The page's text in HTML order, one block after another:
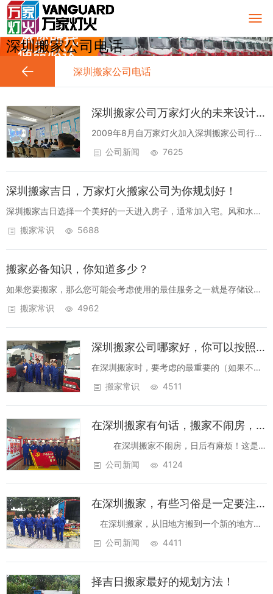
深圳搬家公司电话
深圳搬家公司电话
深圳搬家公司万家灯火的未来设计与构想
2009年8月自万家灯火加入深圳搬家公司行业
以来，凭借“踏实做事，诚实做人”的公司经营
器、蓝月亮实业、华润万家、中国移动、...
公司新闻 7625
深圳搬家吉日，万家灯火搬家公司为你规划好！
深圳搬家吉日选择一个美好的一天进入房子，通常加入宅。风和水中
有许多禁忌。其中，选择黄道吉日是非常特别的。是否进入新房子开
搬家常识 5688
搬家必备知识，你知道多少？
如果您要搬家，那么您可能会考虑使用的最佳服务之一就是存储设
施。通过在移动过程中将物品放入存储空间，您可以大大降低当天需
搬家常识 4962
深圳搬家公司哪家好，你可以按照这几点来选择！
在深圳搬家时，要考虑的最重要的（如果不是
最重要的）事情之一就是你要请的深圳搬家公
一个在深圳有很大口碑力的搬家公司。专业...
搬家常识 4511
在深圳搬家有句话，搬家不闹房，日后有麻烦！
在深圳搬家不闹房，日后有麻烦！这是以
前民间流传的一句话，一直传到现在。现在还
公司新闻 4124
在深圳搬家，有些习俗是一定要注意的！
在深圳搬家，从旧地方搬到一个新的地方，
这可不是一件小事，有很多习俗。无论您是租
正在上升、财富滚动，你在搬家时这些小细
公司新闻 4411
择吉日搬家最好的规划方法！